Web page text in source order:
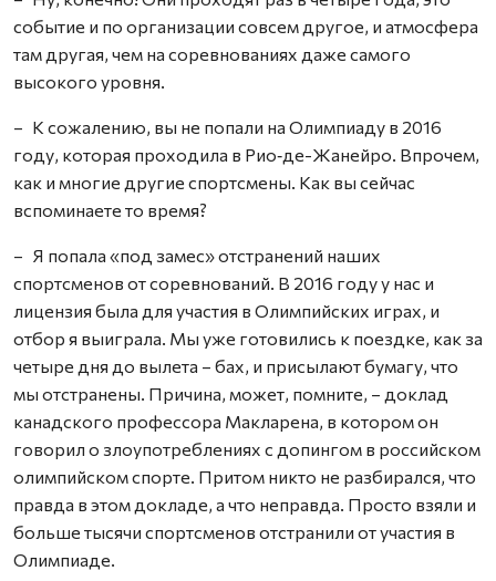
событие и по организации совсем другое, и атмосфера
там другая, чем на соревнованиях даже самого
высокого уровня.
– К сожалению, вы не попали на Олимпиаду в 2016
году, которая проходила в Рио‑де-Жанейро. Впрочем,
как и многие другие спортсмены. Как вы сейчас
вспоминаете то время?
– Я попала «под замес» отстранений наших
спортсменов от соревнований. В 2016 году у нас и
лицензия была для участия в Олимпийских играх, и
отбор я выиграла. Мы уже готовились к поездке, как за
четыре дня до вылета – бах, и присылают бумагу, что
мы отстранены. Причина, может, помните, – доклад
канадского профессора Макларена, в котором он
говорил о злоупотреблениях с допингом в российском
олимпийском спорте. Притом никто не разбирался, что
правда в этом докладе, а что неправда. Просто взяли и
больше тысячи спортсменов отстранили от участия в
Олимпиаде.